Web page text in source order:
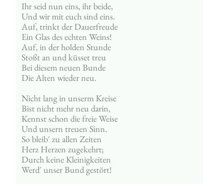
Ihr seid nun eins, ihr beide,
Und wir mit euch sind eins.
Auf, trinkt der Dauerfreude
Ein Glas des echten Weins!
Auf, in der holden Stunde
Stoßt an und küsset treu
Bei diesem neuen Bunde
Die Alten wieder neu.
Nicht lang in unserm Kreise
Bist nicht mehr neu darin,
Kennst schon die freie Weise
Und unsern treuen Sinn.
So bleib´ zu allen Zeiten
Herz Herzen zugekehrt;
Durch keine Kleinigkeiten
Werd´ unser Bund gestört!